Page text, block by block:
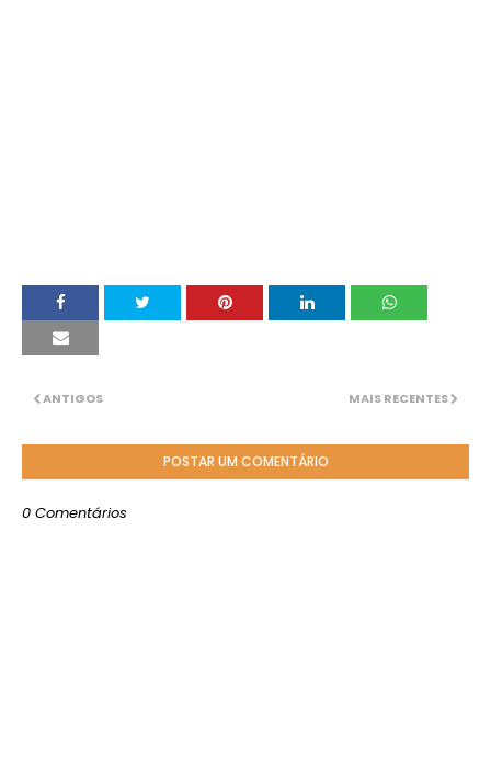
MAIS RECENTES
ANTIGOS
POSTAR UM COMENTÁRIO
0 Comentários